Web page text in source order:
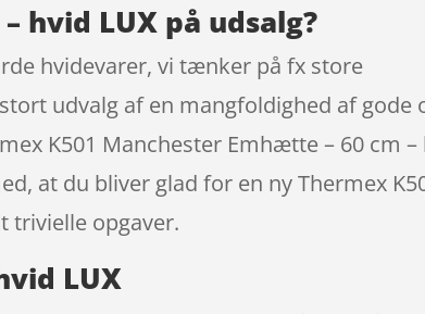
hvid LUX på udsalg?
hvidevarer, vi tænker på fx store
udvalg af en mangfoldighed af gode
K501 Manchester Emhætte – 60 cm –
at du bliver glad for en ny Thermex
trivielle opgaver.
LUX